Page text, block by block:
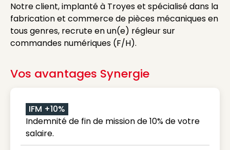
Notre client, implanté à Troyes et spécialisé dans la
fabrication et commerce de pièces mécaniques en
tous genres, recrute en un(e) régleur sur
commandes numériques (F/H).
Vos avantages Synergie
IFM +10%
Indemnité de fin de mission de 10% de votre
salaire.